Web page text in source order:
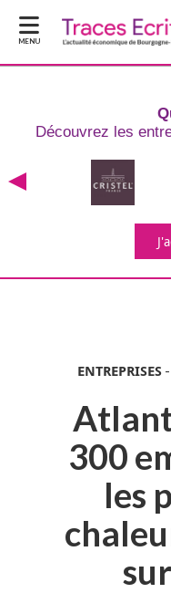
MENU
Découvrez les
ENTREPRISES -
300
les